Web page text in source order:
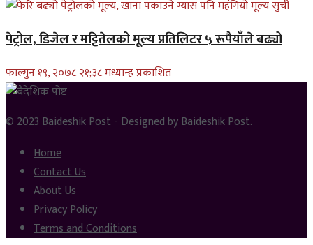
पेट्रोल, डिजेल र मट्टितेलको मूल्य प्रतिलिटर ५ रूपैयाँले बढ्यो
फाल्गुन १९, २०७८ २१;३८ मध्यान्ह प्रकाशित
© 2023Baideshik Post- Designed byBaideshik Post.
Home
Contact Us
About Us
Privacy Policy
Terms and Conditions